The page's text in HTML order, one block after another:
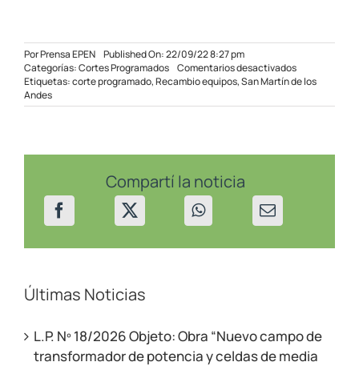
PorPrensa EPEN Published On: 22/09/22 8:27 pm
Categorías:Cortes Programados Comentarios desactivadosen
Cortes
en
Etiquetas:corte programado,Recambio equipos,San Martín de los
Andes
Compartí la noticia
Últimas Noticias
L.P. Nº 18/2026 Objeto: Obra “Nuevo campo de
transformador de potencia y celdas de media